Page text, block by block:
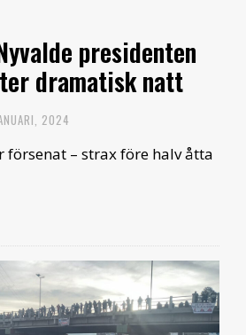
presidenten
dramatisk natt
2024
– strax före halv åtta